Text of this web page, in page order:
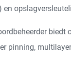
en
biedt
pinning, multilayer